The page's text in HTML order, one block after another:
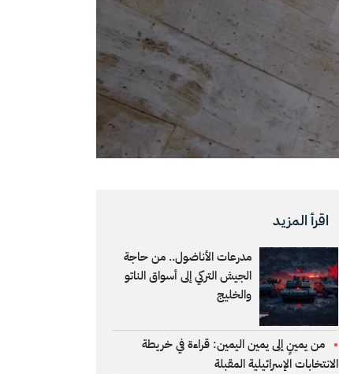
اقرأ المزيد
مدرعات الأناضول.. من حاجة
الجيش التركي إلى أسواق الناتو
والخليج
من يمينٍ إلى يمين اليمين: قراءة في خريطة
الانتخابات الإسرائيلية المقبلة